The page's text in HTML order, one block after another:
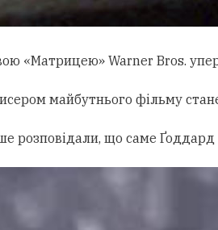
«Матрицею» Warner Bros.
майбутнього фільму
розповідали, що саме